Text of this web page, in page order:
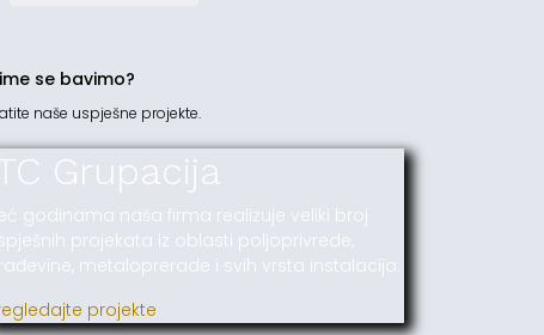
se bavimo?
naše uspješne projekte.
Grupacija
godinama naša firma realizuje veliki broj
projekata iz oblasti poljoprivrede,
metaloprerade i svih vrsta instalacija.
projekte